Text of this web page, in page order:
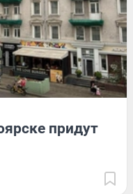
придут